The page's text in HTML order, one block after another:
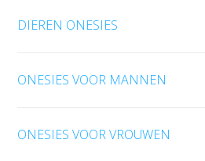
DIEREN ONESIES
ONESIES VOOR MANNEN
ONESIES VOOR VROUWEN